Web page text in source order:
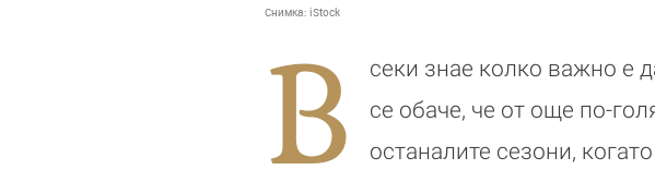
Снимка: iStock
В
секи знае колко важно е
се обаче, че от още по-
останалите сезони,